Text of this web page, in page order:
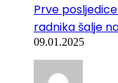
Prve
radnika šalje
09.01.2025